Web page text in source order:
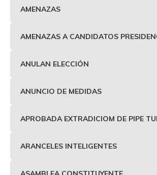
AMENAZAS
AMENAZAS A CANDIDATOS
ANULAN ELECCIÓN
ANUNCIO DE MEDIDAS
APROBADA EXTRADICIOM DE PIPE
ARANCELES INTELIGENTES